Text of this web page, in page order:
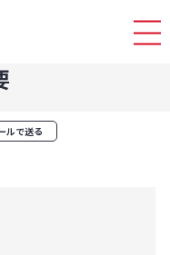
ログ
ルで送る